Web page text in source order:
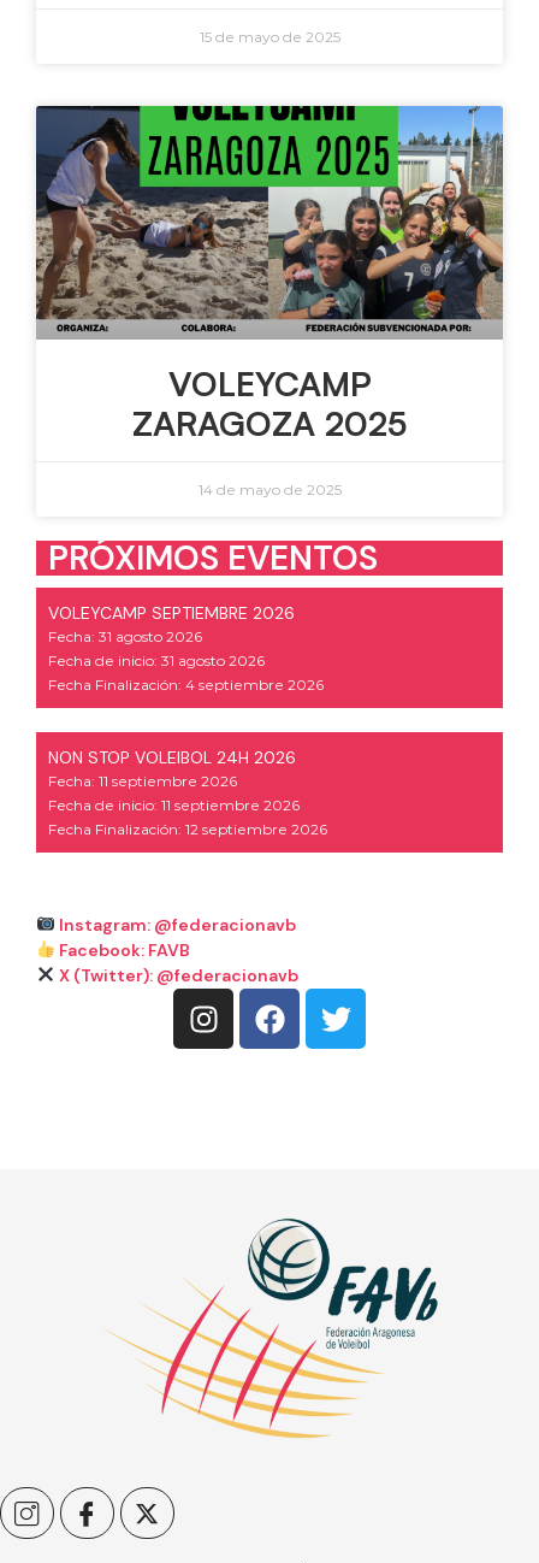
15 de mayo de 2025
VOLEYCAMP
ZARAGOZA 2025
14 de mayo de 2025
PRÓXIMOS EVENTOS
VOLEYCAMP SEPTIEMBRE 2026
Fecha: 31 agosto 2026
Fecha de inicio: 31 agosto 2026
Fecha Finalización: 4 septiembre 2026
NON STOP VOLEIBOL 24H 2026
Fecha: 11 septiembre 2026
Fecha de inicio: 11 septiembre 2026
Fecha Finalización: 12 septiembre 2026
Instagram: @federacionavb
Facebook: FAVB
X (Twitter): @federacionavb